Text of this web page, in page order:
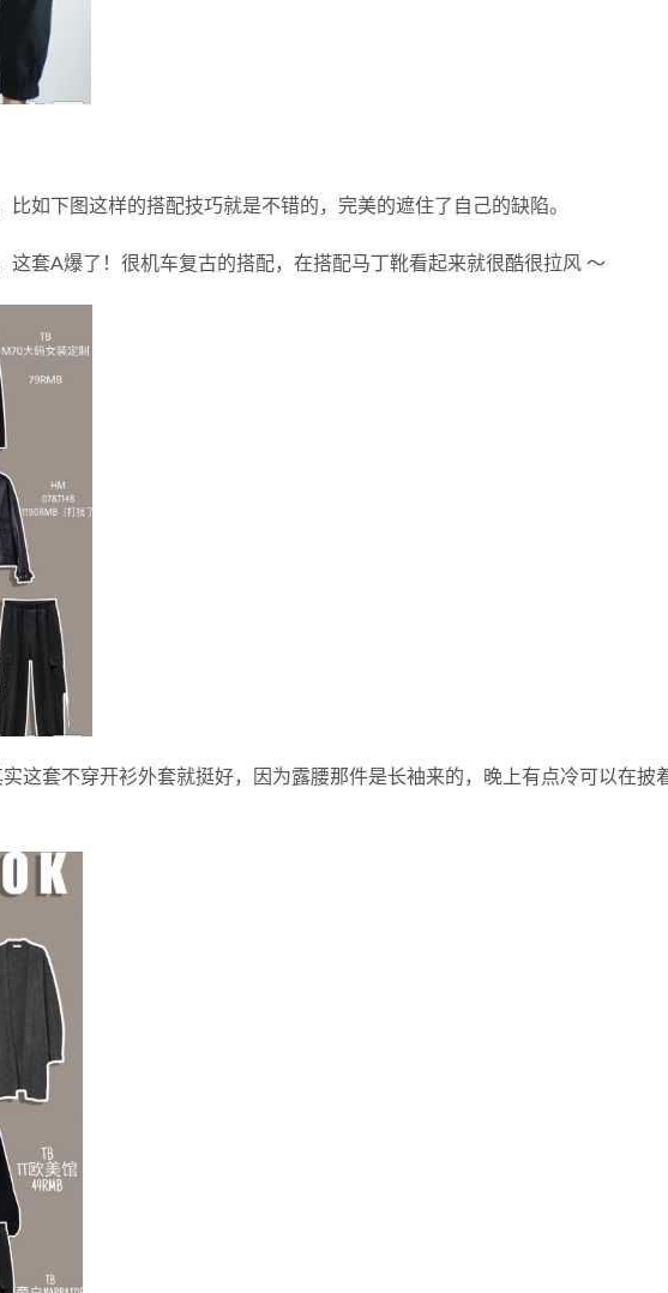
如下图这样的搭配技巧就是不错的，完美的遮住了自己的缺陷。
这套A爆了！很机车复古的搭配，在搭配马丁靴看起来就很酷很拉风 ～
这套不穿开衫外套就挺好，因为露腰那件是长袖来的，晚上有点冷可以在披